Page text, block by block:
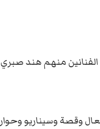
منهم هند صبري
وقصة وسيناريو وحوار